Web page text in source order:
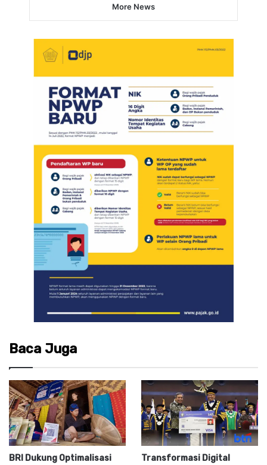
More News
Baca Juga
BRI Dukung Optimalisasi
Transformasi Digital